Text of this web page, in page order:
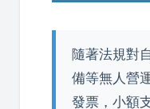
隨著法規對
備等無人營
發票，小額